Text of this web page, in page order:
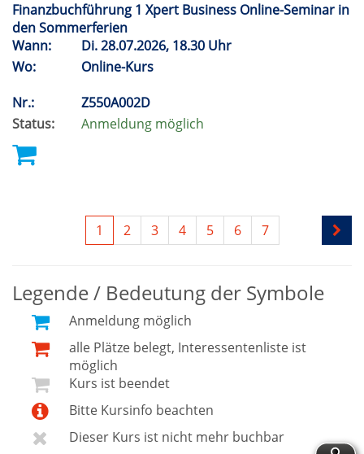
Finanzbuchführung 1 Xpert Business Online-Seminar in
den Sommerferien
Wann:
Di.28.07.2026, 18.30 Uhr
Wo:
Online-Kurs
Nr.:
Z550A002D
Status:
Anmeldung möglich
1 2 3 4 5 6 7
Legende / Bedeutung der Symbole
Anmeldung möglich
alle Plätze belegt, Interessentenliste ist
möglich
Kurs ist beendet
Bitte Kursinfo beachten
Dieser Kurs ist nicht mehr buchbar